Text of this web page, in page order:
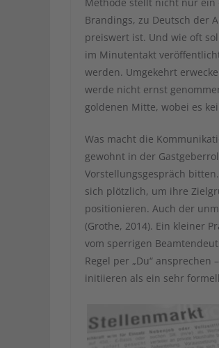
Brandings, zu Deutsch der
preiswert ist. Und wie oft
im Minutentakt
werden. Umgekehrt
werde nicht ernst
goldenen Mitte, wobei es
Was macht die
gewohnt in der
Vorstellungsgespräch
sich plötzlich, um ihre
positionieren. Auch der
(Grothe, 2014). Ein kleiner
vom sperrigen
Regel per „Du“
initiieren als ein sehr